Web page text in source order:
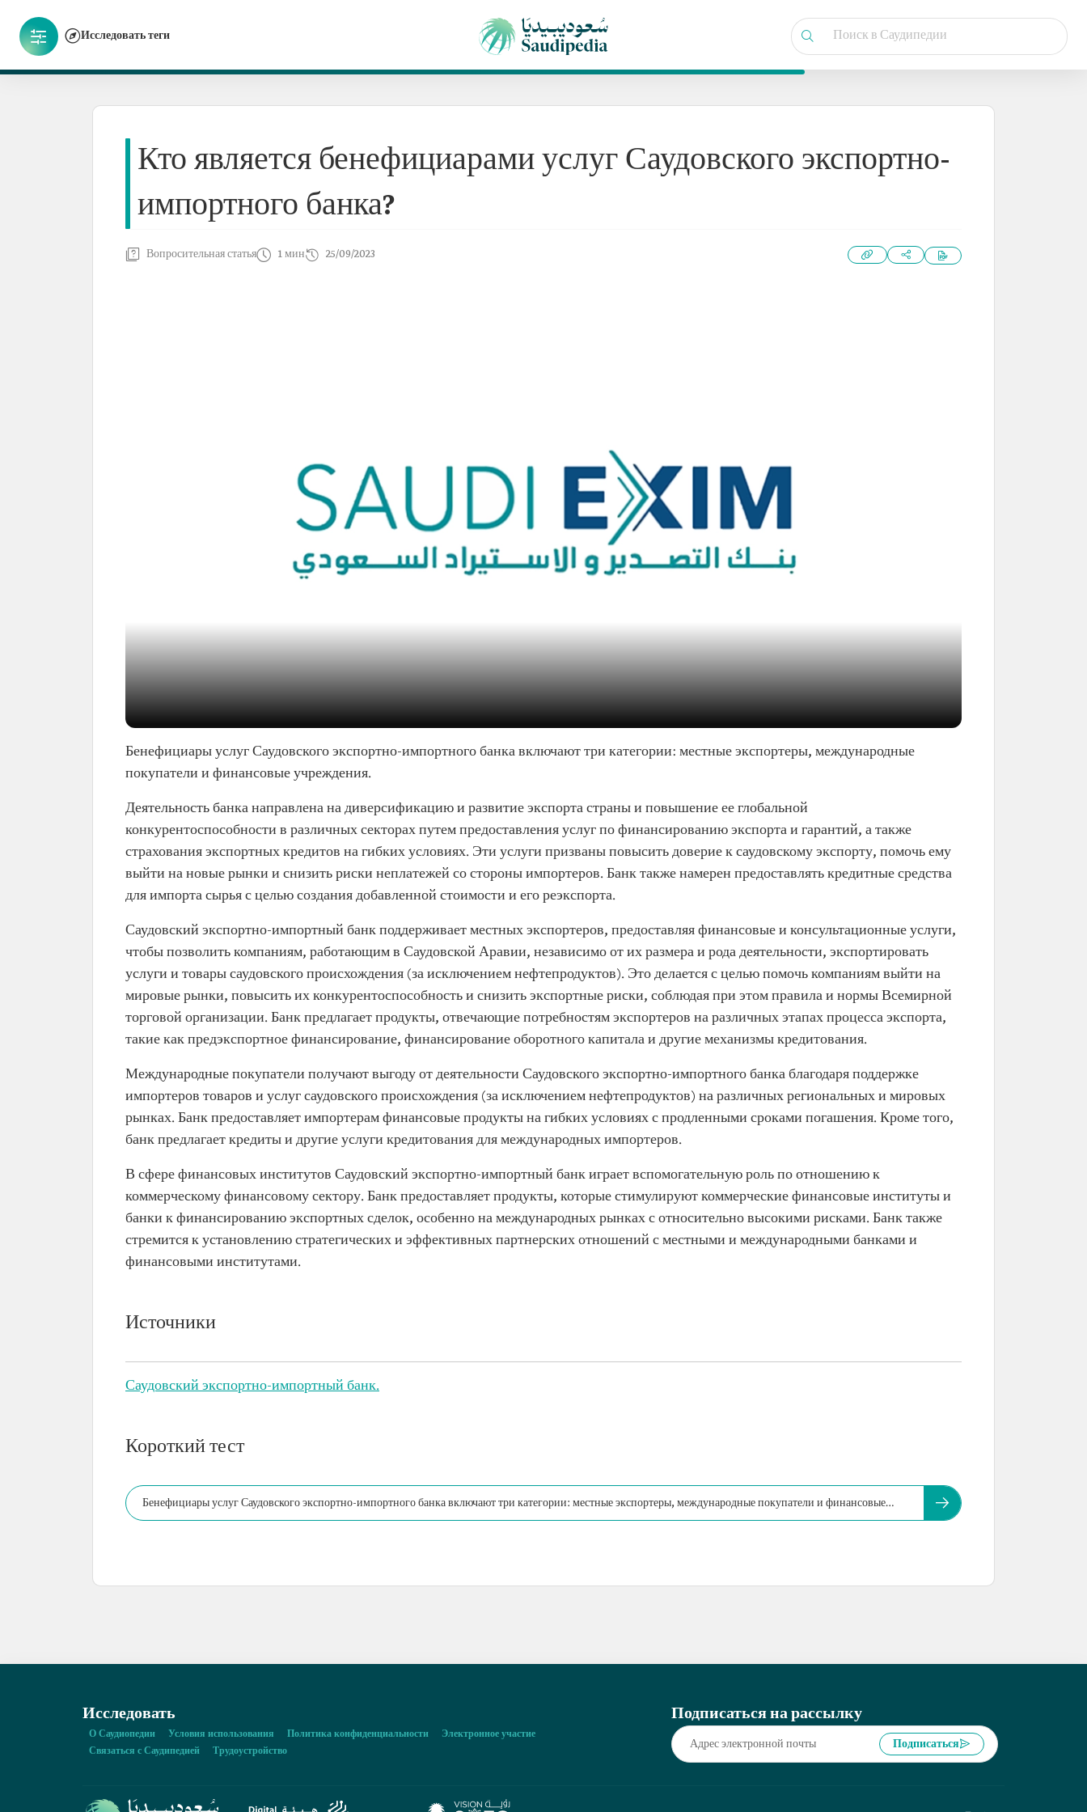
Исследовать теги
Кто является бенефициарами услуг Саудовского экспортно-
импортного банка?
Вопросительная статья 1 мин 25/09/2023
Бенефициары услуг Саудовского экспортно-импортного банка включают три категории: местные экспортеры, международные
покупатели и финансовые учреждения.
Деятельность банка направлена на диверсификацию и развитие экспорта страны и повышение ее глобальной
конкурентоспособности в различных секторах путем предоставления услуг по финансированию экспорта и гарантий, а также
страхования экспортных кредитов на гибких условиях. Эти услуги призваны повысить доверие к саудовскому экспорту, помочь ему
выйти на новые рынки и снизить риски неплатежей со стороны импортеров. Банк также намерен предоставлять кредитные средства
для импорта сырья с целью создания добавленной стоимости и его реэкспорта.
Саудовский экспортно-импортный банк поддерживает местных экспортеров, предоставляя финансовые и консультационные услуги,
чтобы позволить компаниям, работающим в Саудовской Аравии, независимо от их размера и рода деятельности, экспортировать
услуги и товары саудовского происхождения (за исключением нефтепродуктов). Это делается с целью помочь компаниям выйти на
мировые рынки, повысить их конкурентоспособность и снизить экспортные риски, соблюдая при этом правила и нормы Всемирной
торговой организации. Банк предлагает продукты, отвечающие потребностям экспортеров на различных этапах процесса экспорта,
такие как предэкспортное финансирование, финансирование оборотного капитала и другие механизмы кредитования.
Международные покупатели получают выгоду от деятельности Саудовского экспортно-импортного банка благодаря поддержке
импортеров товаров и услуг саудовского происхождения (за исключением нефтепродуктов) на различных региональных и мировых
рынках. Банк предоставляет импортерам финансовые продукты на гибких условиях с продленными сроками погашения. Кроме того,
банк предлагает кредиты и другие услуги кредитования для международных импортеров.
В сфере финансовых институтов Саудовский экспортно-импортный банк играет вспомогательную роль по отношению к
коммерческому финансовому сектору. Банк предоставляет продукты, которые стимулируют коммерческие финансовые институты и
банки к финансированию экспортных сделок, особенно на международных рынках с относительно высокими рисками. Банк также
стремится к установлению стратегических и эффективных партнерских отношений с местными и международными банками и
финансовыми институтами.
Источники
Саудовский экспортно-импортный банк.
Короткий тест
Бенефициары услуг Саудовского экспортно-импортного банка включают три категории: местные экспортеры, международные покупатели и финансовые
Исследовать
О Саудиопедии Условия использования Политика конфиденциальности
Электронное участие
Связаться с Саудипедией
Трудоустройство
Подписаться на рассылку
Подписаться